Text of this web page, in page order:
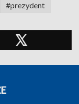
#prezydent